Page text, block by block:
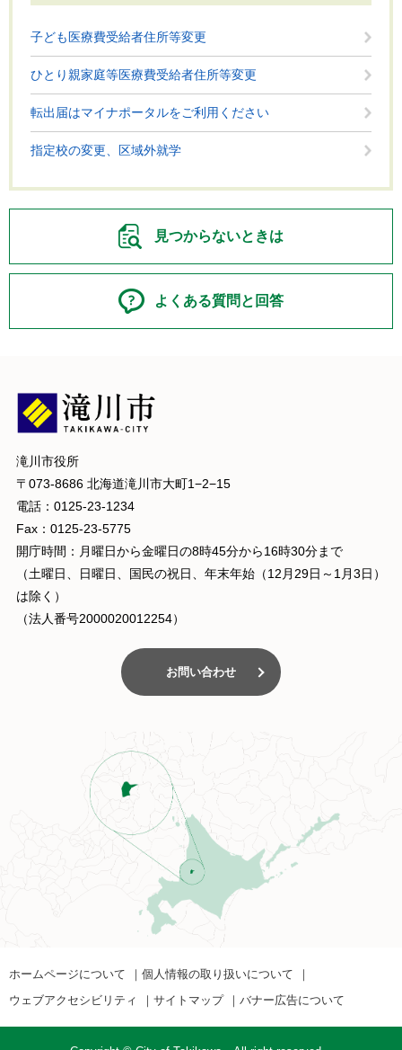
子ども医療費受給者住所等変更
ひとり親家庭等医療費受給者住所等変更
転出届はマイナポータルをご利用ください
指定校の変更、区域外就学
見つからないときは
よくある質問と回答
滝川市役所
〒073-8686 北海道滝川市大町1−2−15
電話：0125-23-1234
Fax：0125-23-5775
開庁時間：月曜日から金曜日の8時45分から16時30分まで
（土曜日、日曜日、国民の祝日、年末年始（12月29日～1月3日）
は除く）
（法人番号2000020012254）
お問い合わせ
ホームページについて
個人情報の取り扱いについて
ウェブアクセシビリティ
サイトマップ バナー広告について